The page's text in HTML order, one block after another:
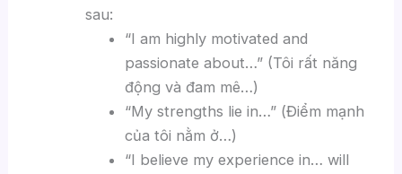
sau:
“I am highly motivated and
passionate about…” (Tôi rất năng
động và đam mê…)
“My strengths lie in…” (Điểm mạnh
của tôi nằm ở…)
“I believe my experience in… will